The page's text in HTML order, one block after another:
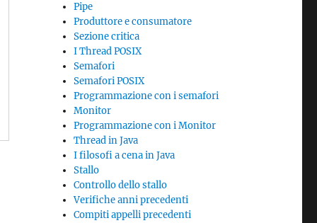
Pipe
Produttore e consumatore
Sezione critica
I Thread POSIX
Semafori
Semafori POSIX
Programmazione con i semafori
Monitor
Programmazione con i Monitor
Thread in Java
I filosofi a cena in Java
Stallo
Controllo dello stallo
Verifiche anni precedenti
Compiti appelli precedenti